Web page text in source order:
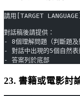
請用[TARGET
對話稿後請提供：
- 8個理解問題（判斷題及
- 對話中出現的5個自然表
- 答案列於底部
23. 書籍或電影討